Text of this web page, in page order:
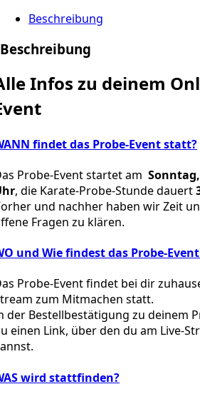
Beschreibung
Beschreibung
Infos zu deinem
findet das Probe-Event statt?
Probe-Event startet am
, die Karate-Probe-Stunde dauert
und nachher haben wir Zeit
Fragen zu klären.
und Wie findest das Probe-
Probe-Event findet bei dir
zum Mitmachen statt.
der Bestellbestätigung zu deinem
einen Link, über den du am Live-
wird stattfinden?